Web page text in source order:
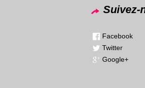
Suivez-
Facebook
Twitter
Google+